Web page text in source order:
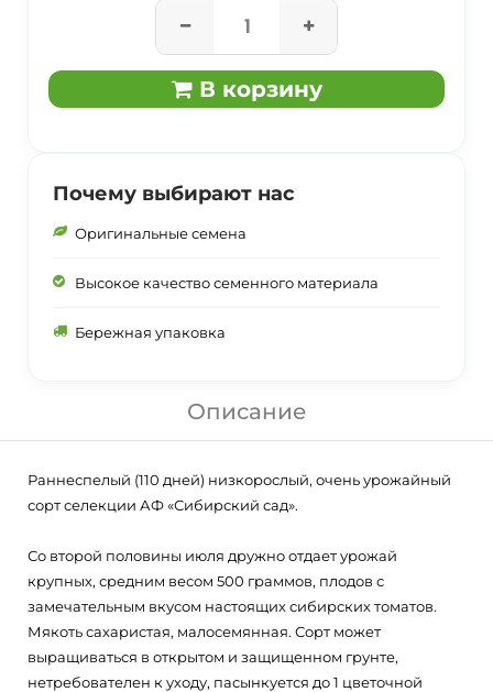
В корзину
Почему выбирают нас
Оригинальные семена
Высокое качество семенного материала
Бережная упаковка
Описание
Раннеспелый (110 дней) низкорослый, очень урожайный
сорт селекции АФ «Сибирский сад».
Со второй половины июля дружно отдает урожай
крупных, средним весом 500 граммов, плодов с
замечательным вкусом настоящих сибирских томатов.
Мякоть сахаристая, малосемянная. Сорт может
выращиваться в открытом и защищенном грунте,
нетребователен к уходу, пасынкуется до 1 цветочной